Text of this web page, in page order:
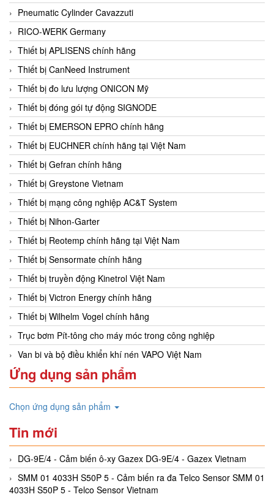
Pneumatic Cylinder Cavazzuti
RICO-WERK Germany
Thiết bị APLISENS chính hãng
Thiết bị CanNeed Instrument
Thiết bị đo lưu lượng ONICON Mỹ
Thiết bị đóng gói tự động SIGNODE
Thiết bị EMERSON EPRO chính hãng
Thiết bị EUCHNER chính hãng tại Việt Nam
Thiết bị Gefran chính hãng
Thiết bị Greystone Vietnam
Thiết bị mạng công nghiệp AC&T System
Thiết bị Nihon-Garter
Thiết bị Reotemp chính hãng tại Việt Nam
Thiết bị Sensormate chính hãng
Thiết bị truyền động Kinetrol Việt Nam
Thiết bị Victron Energy chính hãng
Thiết bị Wilhelm Vogel chính hãng
Trục bơm Pít-tông cho máy móc trong công nghiệp
Van bi và bộ điều khiển khí nén VAPO Việt Nam
Ứng dụng sản phẩm
Chọn ứng dụng sản phẩm
Tin mới
DG-9E/4 - Cảm biến ô-xy Gazex DG-9E/4 - Gazex Vietnam
SMM 01 4033H S50P 5 - Cảm biến ra đa Telco Sensor SMM 01
4033H S50P 5 - Telco Sensor Vietnam